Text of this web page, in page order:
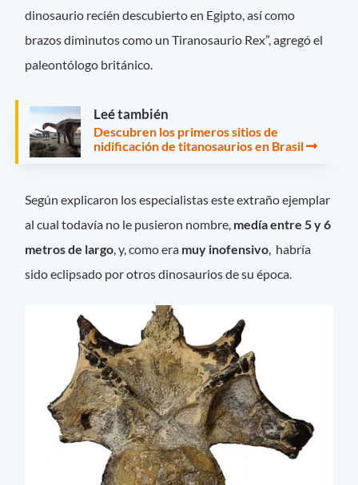
dinosaurio recién descubierto en Egipto, así como
brazos diminutos como un Tiranosaurio Rex”, agregó el
paleontólogo británico.
Leé también
Descubren los primeros sitios de
nidificación de titanosaurios en Brasil
Según explicaron los especialistas este extraño ejemplar
al cual todavía no le pusieron nombre, medía entre 5 y 6
metros de largo, y, como era muy inofensivo, habría
sido eclipsado por otros dinosaurios de su época.